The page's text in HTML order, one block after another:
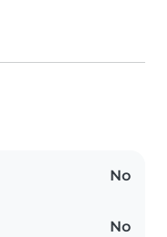
No
No